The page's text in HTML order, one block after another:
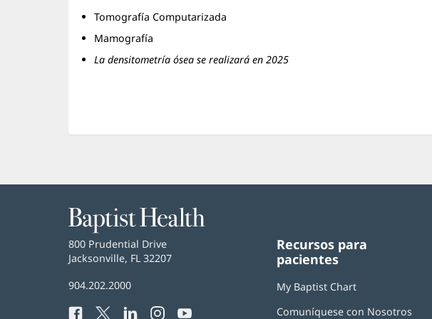
Tomografía Computarizada
Mamografía
La densitometría ósea se realizará en 2025
Baptist
Health
Baptist
Health
800 Prudential Drive
Jacksonville, FL 32207
ventana
Número
Teléfono
904.202.2000
Facebook
(SeTwitter
(SeLinkedIn
(SeInstagram
(SeYouTube
Recursos para
pacientes
My Baptist Chart
Comuníquese con Nosotros